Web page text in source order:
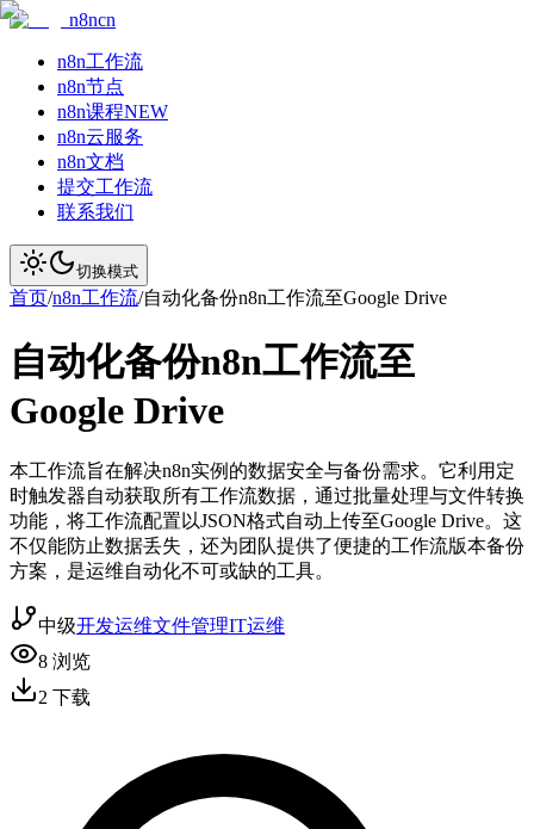
n8ncn
n8n工作流
n8n节点
n8n课程NEW
n8n云服务
n8n文档
提交工作流
联系我们
切换模式
首页/n8n工作流/自动化备份n8n工作流至Google Drive
自动化备份n8n工作流至
Google Drive
本工作流旨在解决n8n实例的数据安全与备份需求。它利用定
时触发器自动获取所有工作流数据，通过批量处理与文件转换
功能，将工作流配置以JSON格式自动上传至Google Drive。这
不仅能防止数据丢失，还为团队提供了便捷的工作流版本备份
方案，是运维自动化不可或缺的工具。
中级开发运维文件管理IT运维
8 浏览
2 下载